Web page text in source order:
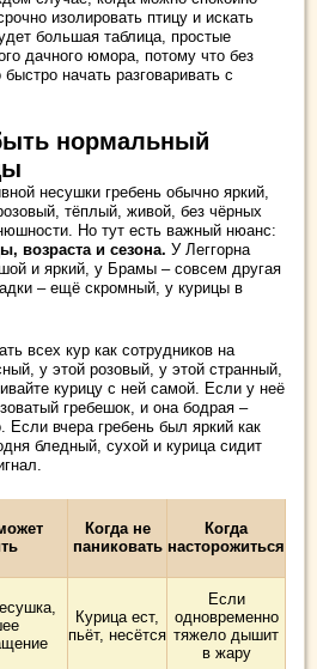
изолировать птицу и искать
большая таблица, простые
дачного юмора, потому что без
начать разговаривать с
нормальный
несушки гребень обычно яркий,
тёплый, живой, без чёрных
Но тут есть важный нюанс:
возраста и сезона. У Леггорна
и яркий, у Брамы – совсем другая
– ещё скромный, у курицы в
всех кур как сотрудников на
у этой розовый, у этой странный,
курицу с ней самой. Если у неё
гребешок, и она бодрая –
вчера гребень был яркий как
бледный, сухой и курица сидит
Когда не
паниковать
Когда
насторожиться
Курица ест,
пьёт, несётся
Если
одновременно
тяжело дышит
в жару